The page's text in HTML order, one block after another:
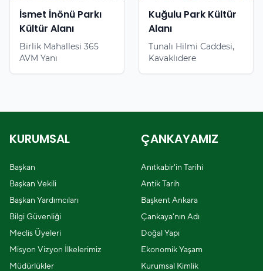
İsmet İnönü Parkı
Kültür Alanı
Birlik Mahallesi 365
AVM Yanı
Kuğulu Park Kültür
Alanı
Tunalı Hilmi Caddesi,
Kavaklıdere
KURUMSAL
Başkan
Başkan Vekili
Başkan Yardımcıları
Bilgi Güvenliği
Meclis Üyeleri
Misyon Vizyon İlkelerimiz
Müdürlükler
ÇANKAYAMIZ
Anıtkabir'in Tarihi
Antik Tarih
Başkent Ankara
Çankaya'nın Adı
Doğal Yapı
Ekonomik Yaşam
Kurumsal Kimlik